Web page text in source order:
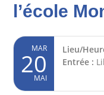
l’école
MAR
20
MAI
Lieu/
Entrée :